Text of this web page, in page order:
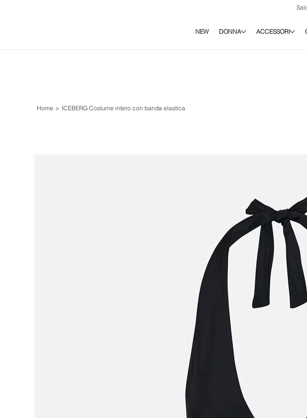
NEW DONNA ACCESSORI
Home > ICEBERG Costume intero con banda elastica